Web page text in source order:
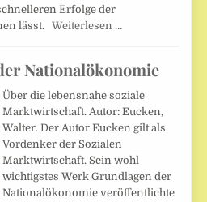
Erfolge der
lässt.Weiterlesen …
Nationalökonomie
Über die lebensnahe soziale
Marktwirtschaft. Autor: Eucken,
Walter. Der Autor Eucken gilt als
Vordenker der Sozialen
Marktwirtschaft. Sein wohl
wichtigstes Werk Grundlagen der
Nationalökonomie veröffentlichte